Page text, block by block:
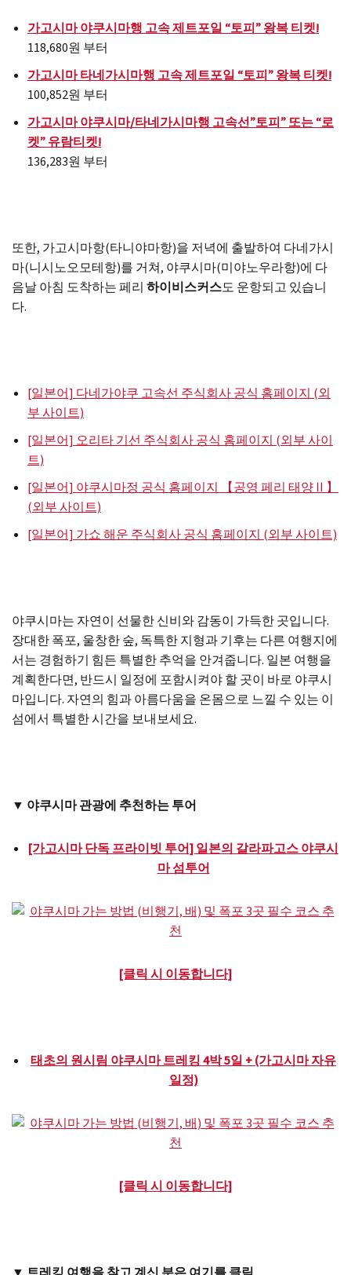
가고시마 야쿠시마행 고속 제트포일 “토피” 왕복 티켓!
118,680원 부터
가고시마 타네가시마행 고속 제트포일 “토피” 왕복 티켓!
100,852원 부터
가고시마 야쿠시마/타네가시마행 고속선”토피” 또는 “로
켓” 유람티켓!
136,283원 부터
또한, 가고시마항(타니야마항)을 저녁에 출발하여 다네가시
마(니시노오모테항)를 거쳐, 야쿠시마(미야노우라항)에 다
음날 아침 도착하는 페리 하이비스커스도 운항되고 있습니
다.
[일본어] 다네가야쿠 고속선 주식회사 공식 홈페이지 (외
부 사이트)
[일본어] 오리타 기선 주식회사 공식 홈페이지 (외부 사이
트)
[일본어] 야쿠시마정 공식 홈페이지 【공영 페리 태양Ⅱ】
(외부 사이트)
[일본어] 가쇼 해운 주식회사 공식 홈페이지 (외부 사이트)
야쿠시마는 자연이 선물한 신비와 감동이 가득한 곳입니다.
장대한 폭포, 울창한 숲, 독특한 지형과 기후는 다른 여행지에
서는 경험하기 힘든 특별한 추억을 안겨줍니다. 일본 여행을
계획한다면, 반드시 일정에 포함시켜야 할 곳이 바로 야쿠시
마입니다. 자연의 힘과 아름다움을 온몸으로 느낄 수 있는 이
섬에서 특별한 시간을 보내보세요.
▼ 야쿠시마 관광에 추천하는 투어
[가고시마 단독 프라이빗 투어] 일본의 갈라파고스 야쿠시
마 섬투어
[클릭 시 이동합니다]
태초의 원시림 야쿠시마 트레킹 4박 5일 + (가고시마 자유
일정)
[클릭 시 이동합니다]